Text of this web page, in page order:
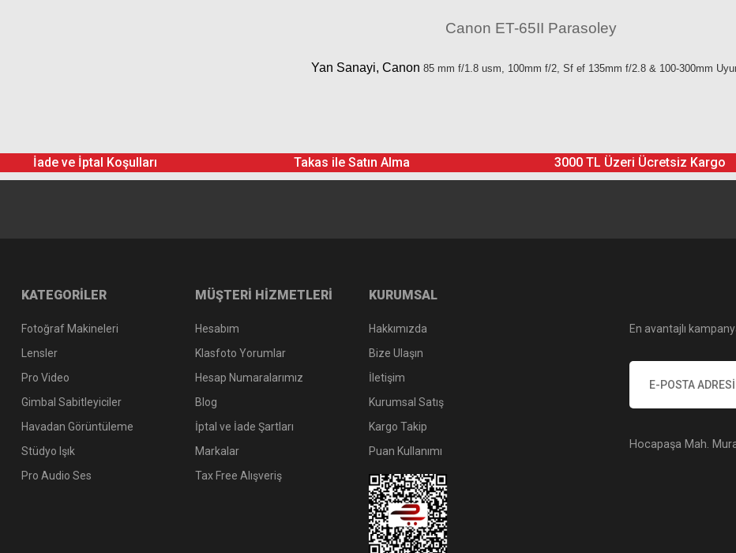
Canon ET-65II Parasoley
Yan Sanayi, Canon 85 mm f/1.8 usm, 100mm f/2, Sf ef 135mm f/2.8 & 100-300mm
İade ve İptal Koşulları Takas ile Satın Alma 3000 TL Üzeri Ücretsiz Kargo
KATEGORİLER
Fotoğraf Makineleri
Lensler
Pro Video
Gimbal Sabitleyiciler
Havadan Görüntüleme
Stüdyo Işık
Pro Audio Ses
MÜŞTERİ HİZMETLERİ
Hesabım
Klasfoto Yorumlar
Hesap Numaralarımız
Blog
İptal ve İade Şartları
Markalar
Tax Free Alışveriş
KURUMSAL
Hakkımızda
Bize Ulaşın
İletişim
Kurumsal Satış
Kargo Takip
Puan Kullanımı
En avantajlı
Hocapaşa Mah.